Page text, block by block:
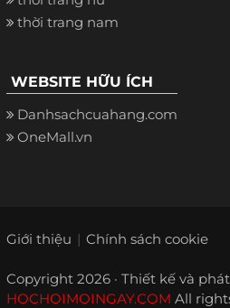
thời trang nam
WEBSITE HỮU ÍCH
Danhsachcuahang.com
OneMall.vn
Giới thiệu Chính sách cookie
Copyright 2026 · Thiết kế và
HOCHOIMOINGAY.COM All